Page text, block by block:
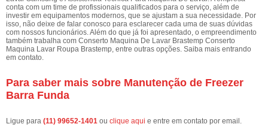
conta com um time de profissionais qualificados para o serviço, além de
investir em equipamentos modernos, que se ajustam a sua necessidade. Por
isso, não deixe de falar conosco para esclarecer cada uma de suas dúvidas
com nossos funcionários. Além do que já foi apresentado, o empreendimento
também trabalha com Conserto Maquina De Lavar Brastemp Conserto
Maquina Lavar Roupa Brastemp, entre outras opções. Saiba mais entrando
em contato.
Para saber mais sobre Manutenção de Freezer
Barra Funda
Ligue para (11) 99652-1401 ou clique aqui e entre em contato por email.